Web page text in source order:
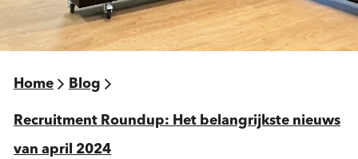
Home Blog
Recruitment Roundup: Het belangrijkste nieuws
van april 2024